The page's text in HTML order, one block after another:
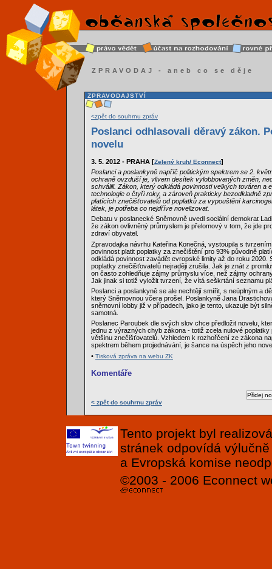
ZPRAVODAJ - aneb co se děje
ZPRAVODAJSTVÍ
<zpět do souhrnu zpráv
Poslanci odhlasovali děravý zákon.
novelu
3. 5. 2012 - PRAHA [Zelený kruh/ Econnect]
Poslanci a poslankyně napříč politickým spektrem se 2.
ochraně ovzduší je, vlivem desítek vylobbovaných změn,
schválili. Zákon, který odkládá povinnosti velkých továren a
technologie o čtyři roky, a zároveň prakticky bezodkladně
platících znečišťovatelů od poplatků za vypouštění
látek, je potřeba co nejdříve novelizovat.
Debatu v poslanecké Sněmovně uvedl sociální demokrat
že zákon ovlivněný průmyslem je přelomový v tom, že jde
zdraví obyvatel.
Zpravodajka návrhu Kateřina Konečná, vystoupila s
povinnost platit poplatky za znečištění pro 93% původně
odkládá povinnost zavádět evropské limity až do roku 2020.
poplatky znečišťovatelů nejraději zrušila. Jak je znát z
on často zohledňuje zájmy průmyslu více, než zájmy
Jak jinak si totiž vyložit tvrzení, že vítá seškrtání seznamu
Poslanci a poslankyně se ale nechtějí smířit, s neúplným a
který Sněmovnou včera prošel. Poslankyně Jana
sněmovní lobby již v případech, jako je tento, ukazuje být
samotná.
Poslanec Paroubek dle svých slov chce předložit novelu,
jednu z výrazných chyb zákona - totiž zcela nulové poplatky
většinu znečišťovatelů. Vzhledem k rozhořčení ze zákona
spektrem během projednávání, je šance na úspěch jeho
• Tisková zpráva na webu ZK
Komentáře
< zpět do souhrnu zpráv
Tento projekt byl
stránek odpovídá
a Evropská komise
©2003 - 2006 Econnect